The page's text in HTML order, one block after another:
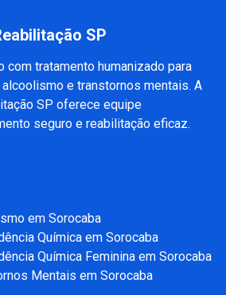
SP
com tratamento humanizado para
e transtornos mentais. A
SP oferece equipe
seguro e reabilitação eficaz.
em Sorocaba
Química em Sorocaba
Química Feminina em Sorocaba
Mentais em Sorocaba